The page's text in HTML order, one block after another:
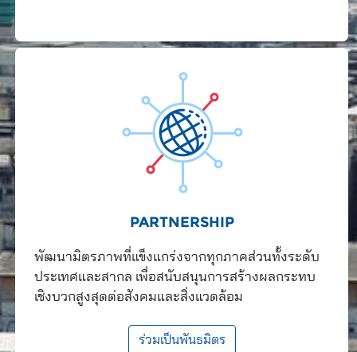
PARTNERSHIP
พัฒนามิตรภาพที่แข็งแกร่งจากทุกภาคส่วนทั้งระดับ
ประเทศและสากล เพื่อสนับสนุนการสร้างผลกระทบ
เชิงบวกสูงสุดต่อสังคมและสิ่งแวดล้อม
ร่วมเป็นพันธมิตร